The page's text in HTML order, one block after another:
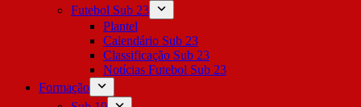
Futebol Sub 23
Plantel
Calendário Sub 23
Classificação Sub 23
Notícias Futebol Sub 23
Formação